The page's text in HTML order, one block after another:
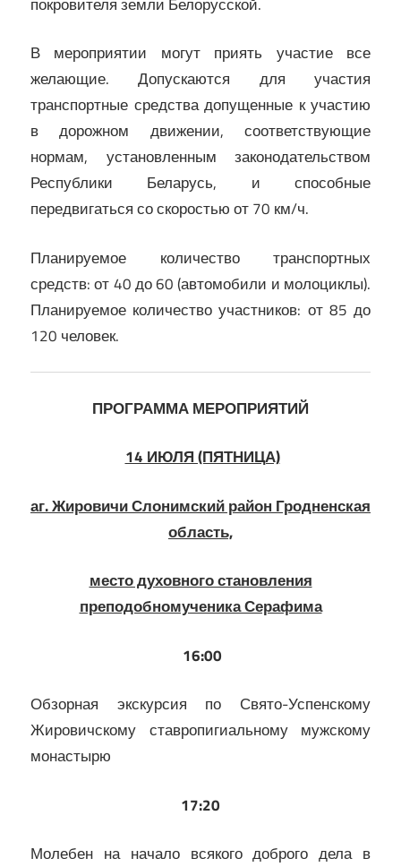
В мероприятии могут приять участие все
желающие. Допускаются для участия
транспортные средства допущенные к участию
в дорожном движении, соответствующие
нормам, установленным законодательством
Республики Беларусь, и способные
передвигаться со скоростью от 70 км/ч.
Планируемое количество транспортных
средств: от 40 до 60 (автомобили и молоциклы).
Планируемое количество участников: от 85 до
120 человек.
ПРОГРАММА МЕРОПРИЯТИЙ
14 ИЮЛЯ (ПЯТНИЦА)
аг. Жировичи Слонимский район Гродненская
область,
место духовного становления
преподобномученика Серафима
16:00
Обзорная экскурсия по Свято-Успенскому
Жировичскому ставропигиальному мужскому
монастырю
17:20
Молебен на начало всякого доброго дела в